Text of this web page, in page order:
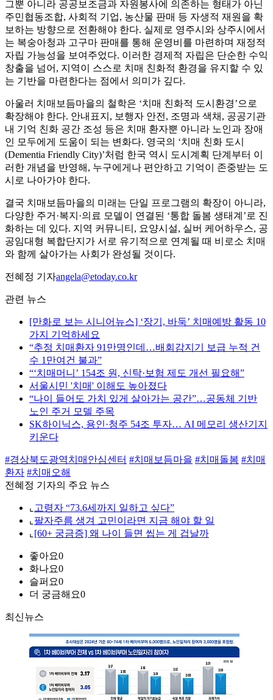
그뿐 아니라 공공보조금과 자원봉사에 의존하는 형태가 아닌
주민협동조합, 사회적 기업, 농산물 판매 등 자생적 재원을 확
보하는 방향으로 전환해야 한다. 실제로 영주시와 상주시에서
는 복숭아청과 고구마 판매를 통해 운영비를 마련하며 재정적
자립 가능성을 보여주었다. 이러한 경제적 자립은 단순한 수익
창출을 넘어, 지역이 스스로 치매 친화적 환경을 유지할 수 있
는 기반을 마련한다는 점에서 의미가 깊다.
아울러 치매보듬마을의 철학은 ‘치매 친화적 도시환경’으로
확장해야 한다. 안내표지, 보행자 안전, 조명과 색채, 공공기관
내 기억 친화 공간 조성 등은 치매 환자뿐 아니라 노인과 장애
인 모두에게 도움이 되는 변화다. 영국의 ‘치매 친화 도시
(Dementia Friendly City)’처럼 한국 역시 도시계획 단계부터 이
러한 개념을 반영해, 누구에게나 편안하고 기억이 존중받는 도
시로 나아가야 한다.
결국 치매보듬마을의 미래는 단일 프로그램의 확장이 아니라,
다양한 주거·복지·의료 모델이 연결된 ‘통합 돌봄 생태계’로 진
화하는 데 있다. 지역 커뮤니티, 요양시설, 실버 케어하우스, 공
공임대형 복합단지가 서로 유기적으로 연계될 때 비로소 치매
와 함께 살아가는 사회가 완성될 것이다.
전혜정 기자angela@etoday.co.kr
관련 뉴스
[만화로 보는 시니어뉴스] ‘장기, 바둑’ 치매예방 활동 10
가지 기억하세요
“추정 치매환자 91만명인데…배회감지기 보급 누적 건
수 1만여건 불과”
“‘치매머니’ 154조 원, 신탁·보험 제도 개선 필요해”
서울시민 '치매' 이해도 높아졌다
“나이 들어도 가치 있게 살아가는 공간”…공동체 기반
노인 주거 모델 주목
SK하이닉스, 용인·청주 54조 투자… AI 메모리 생산기지
키운다
#경상북도광역치매안심센터 #치매보듬마을 #치매돌봄 #치매
환자 #치매오해
전혜정 기자의 주요 뉴스
⌞ 고령자 “73.6세까지 일하고 싶다”
⌞ 팔자주름 생겨 고민이라면 지금 해야 할 일
⌞ [60+ 궁금증] 왜 나이 들면 씹는 게 겁날까
좋아요0
화나요0
슬퍼요0
더 궁금해요0
최신뉴스